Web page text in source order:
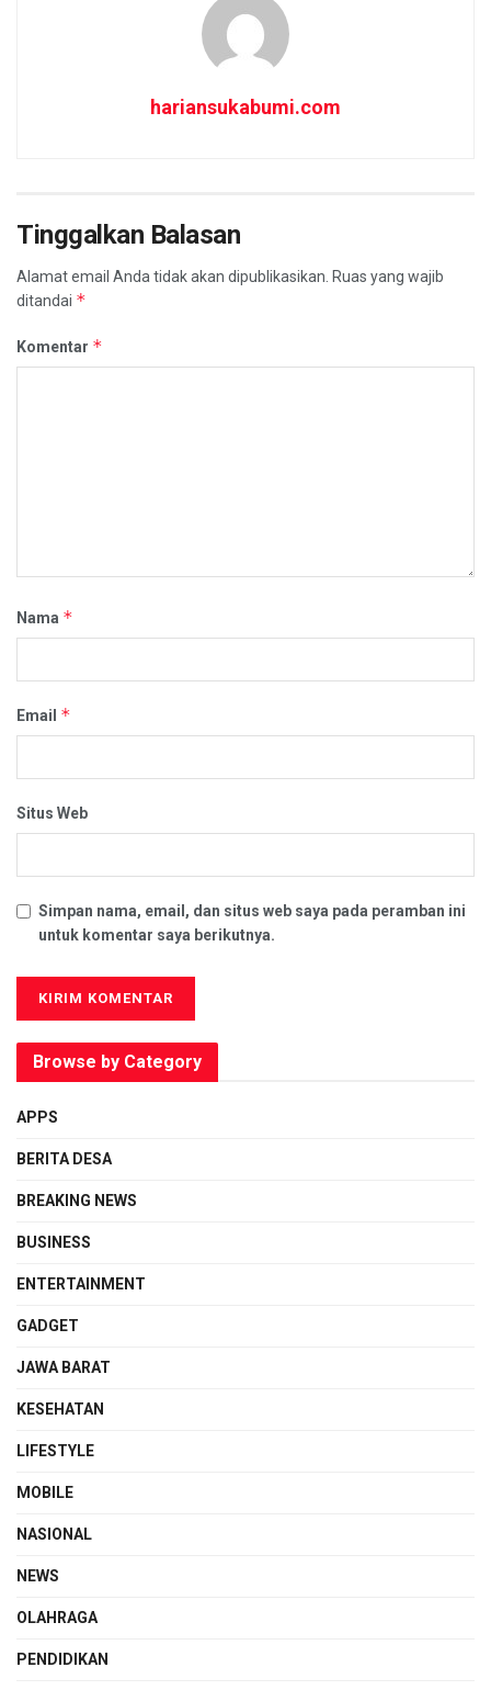
hariansukabumi.com
Tinggalkan Balasan
Alamat email Anda tidak akan dipublikasikan. Ruas yang wajib
ditandai *
Komentar *
Nama *
Email *
Situs Web
Simpan nama, email, dan situs web saya pada peramban ini
untuk komentar saya berikutnya.
Browse by Category
APPS
BERITA DESA
BREAKING NEWS
BUSINESS
ENTERTAINMENT
GADGET
JAWA BARAT
KESEHATAN
LIFESTYLE
MOBILE
NASIONAL
NEWS
OLAHRAGA
PENDIDIKAN